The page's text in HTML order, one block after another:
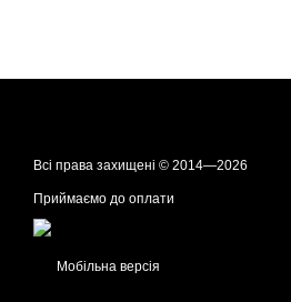
Всі права захищені © 2014—2026
Приймаємо до оплати
Мобільна версія